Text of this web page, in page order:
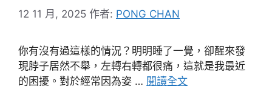
12 11 月, 2025 作者: PONG CHAN
你有沒有過這樣的情況？明明睡了一覺，卻醒來發
現脖子居然不舉，左轉右轉都很痛，這就是我最近
的困擾。對於經常因為姿 … 閱讀全文